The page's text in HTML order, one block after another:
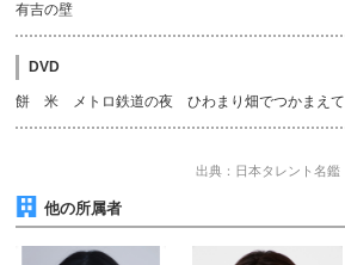
有吉の壁
DVD
餅 米 メトロ鉄道の夜 ひわまり畑でつかまえて
出典：日本タレント名鑑
他の所属者